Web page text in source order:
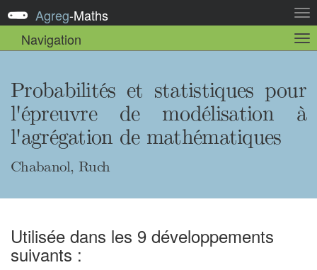
la
Agreg-Maths
Navigation
la
Probabilités et statistiques pour
l'épreuvre de modélisation à
l'agrégation de mathématiques
Chabanol, Ruch
Utilisée dans les 9 développements
suivants :